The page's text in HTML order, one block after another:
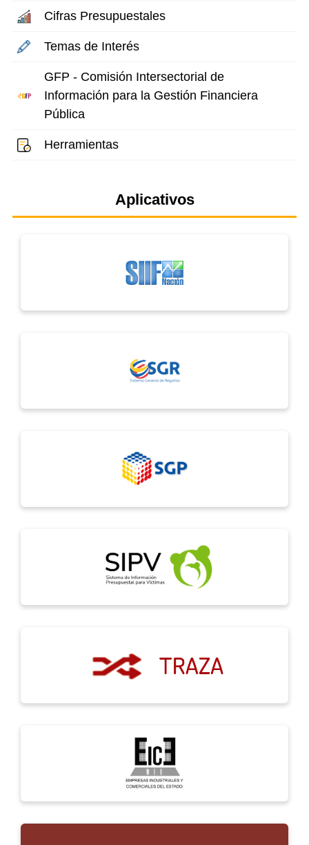
Cifras Presupuestales
Temas de Interés
GFP - Comisión Intersectorial de
Información para la Gestión Financiera
Pública
Herramientas
Aplicativos